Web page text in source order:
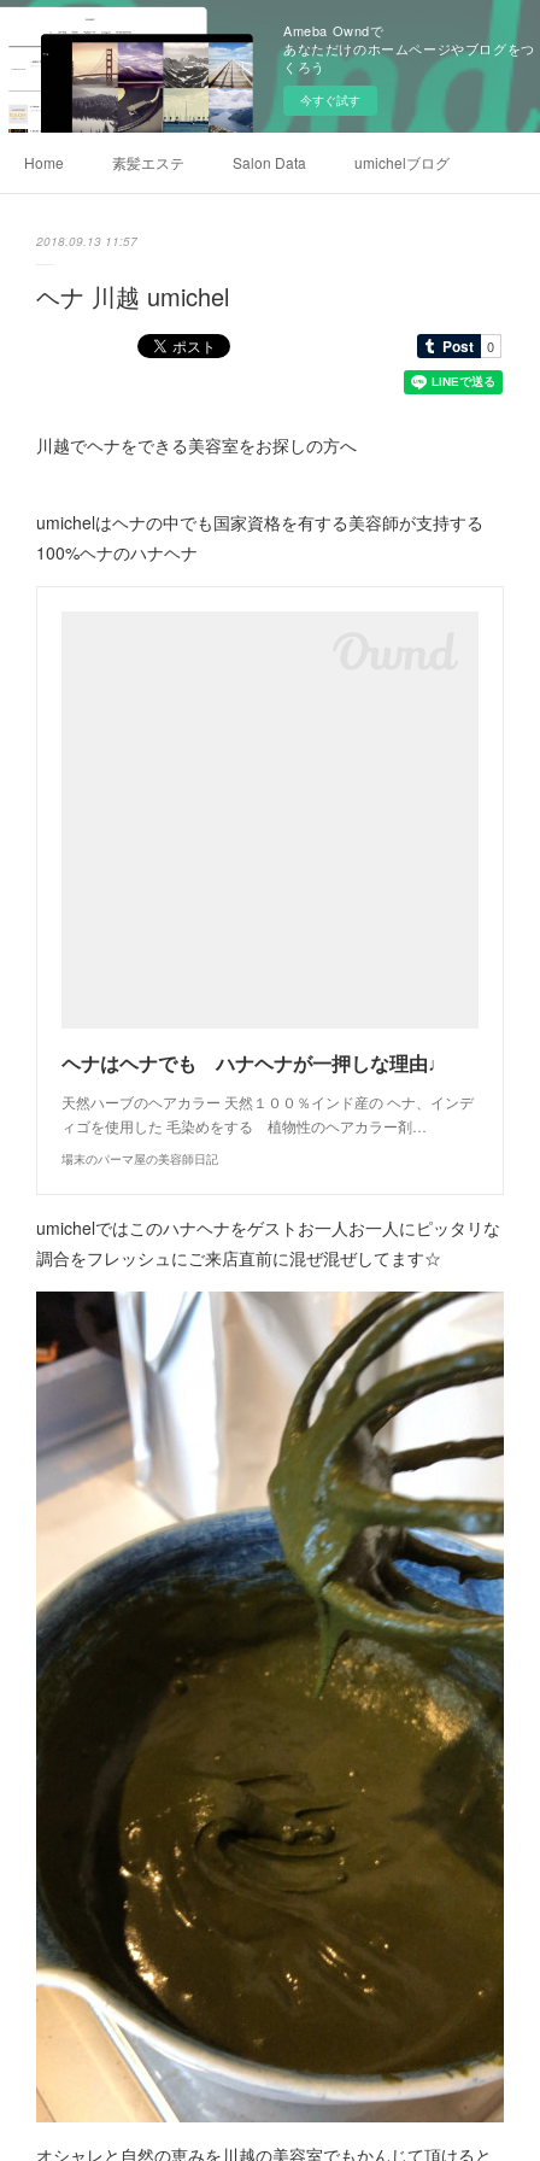
Ameba Owndで
あなただけのホームページやブログをつ
くろう
今すぐ試す
Home 素髪エステ Salon Data umichelブログ
2018.09.13 11:57
ヘナ 川越 umichel
川越でヘナをできる美容室をお探しの方へ
umichelはヘナの中でも国家資格を有する美容師が支持する
100%ヘナのハナヘナ
ヘナはヘナでも ハナヘナが一押しな理由♩
天然ハーブのヘアカラー 天然１００％インド産の ヘナ、インデ
ィゴを使用した 毛染めをする 植物性のヘアカラー剤…
場末のパーマ屋の美容師日記
umichelではこのハナヘナをゲストお一人お一人にピッタリな
調合をフレッシュにご来店直前に混ぜ混ぜしてます☆
オシャレと自然の恵みを川越の美容室でもかんじて頂けると